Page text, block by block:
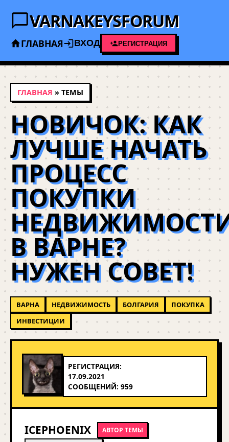
VARNAKEYSFORUM
ГЛАВНАЯ ВХОД РЕГИСТРАЦИЯ
ГЛАВНАЯ » ТЕМЫ
НОВИЧОК: КАК
ЛУЧШЕ НАЧАТЬ
ПРОЦЕСС
ПОКУПКИ
В ВАРНЕ?
НУЖЕН СОВЕТ!
ВАРНА НЕДВИЖИМОСТЬ БОЛГАРИЯ
ПОКУПКА
ИНВЕСТИЦИИ
РЕГИСТРАЦИЯ:
17.09.2021
СООБЩЕНИЙ: 959
ICEPHOENIX АВТОР ТЕМЫ